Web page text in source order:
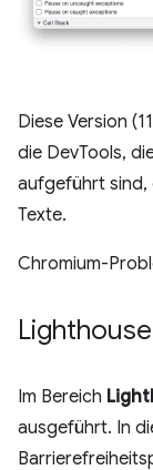
Diese Version
die DevTools,
aufgeführt sind,
Texte.
Chromium-
Im Bereich
ausgeführt. In